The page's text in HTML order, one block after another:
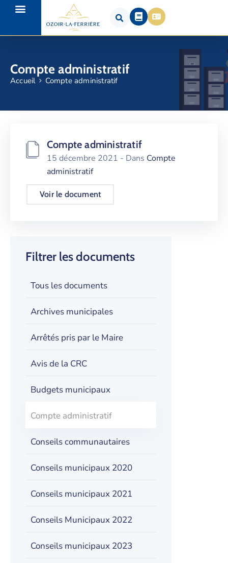
Compte administratif
Accueil Compte administratif
Filtrer les documents
Tous les documents
Archives municipales
Arrêtés pris par le Maire
Avis de la CRC
Budgets municipaux
Compte administratif
Conseils communautaires
Conseils municipaux 2020
Conseils municipaux 2021
Conseils Municipaux 2022
Conseils municipaux 2023
Compte administratif
15 décembre 2021 - Dans Compte
administratif
Voir le document